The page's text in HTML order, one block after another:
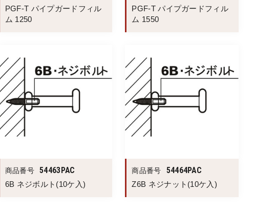
PGF-T パイプガードフィル
ム 1250
PGF-T パイプガードフィル
ム 1550
商品番号 54463PAC
6B ネジボルト(10ケ入)
商品番号 54464PAC
Z6B ネジナット(10ケ入)